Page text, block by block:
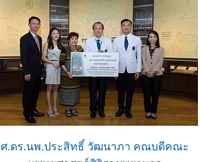
ศ.ดร.นพ.ประสิทธิ์ วัฒนาภา คณบดีคณะ